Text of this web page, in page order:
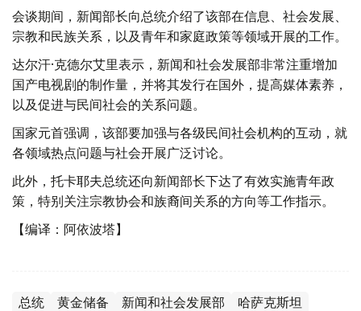
会谈期间，新闻部长向总统介绍了该部在信息、社会发展、
宗教和民族关系，以及青年和家庭政策等领域开展的工作。
达尔汗·克德尔艾里表示，新闻和社会发展部非常注重增加
国产电视剧的制作量，并将其发行在国外，提高媒体素养，
以及促进与民间社会的关系问题。
国家元首强调，该部要加强与各级民间社会机构的互动，就
各领域热点问题与社会开展广泛讨论。
此外，托卡耶夫总统还向新闻部长下达了有效实施青年政
策，特别关注宗教协会和族裔间关系的方向等工作指示。
【编译：阿依波塔】
总统 黄金储备 新闻和社会发展部 哈萨克斯坦